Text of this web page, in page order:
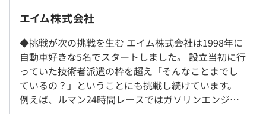
【開発方法】
・基本はお客様とWeb会議システムなどで定例的にコミ
ュニケーションを取りながらプロジェクトを推進していま
・プロジェクトによっては出張で業務対応をお願いする場
合があります
転勤の可能性あり
※将来的に客先常駐のプロジェクトに参画いただく場合が
あります
名古屋駅
《年間休日120日以上》
・完全週休2日制（土日）
・年末年始休暇
・GW休暇
・夏期休暇
エイム株式会社
◆挑戦が次の挑戦を生む エイム株式会社は1998年に
自動車好きな5名でスタートしました。 設立当初に行
っていた技術者派遣の枠を超え「そんなことまでし
ているの？」ということにも挑戦し続けています。
例えば、ルマン24時間レースではガソリンエンジン